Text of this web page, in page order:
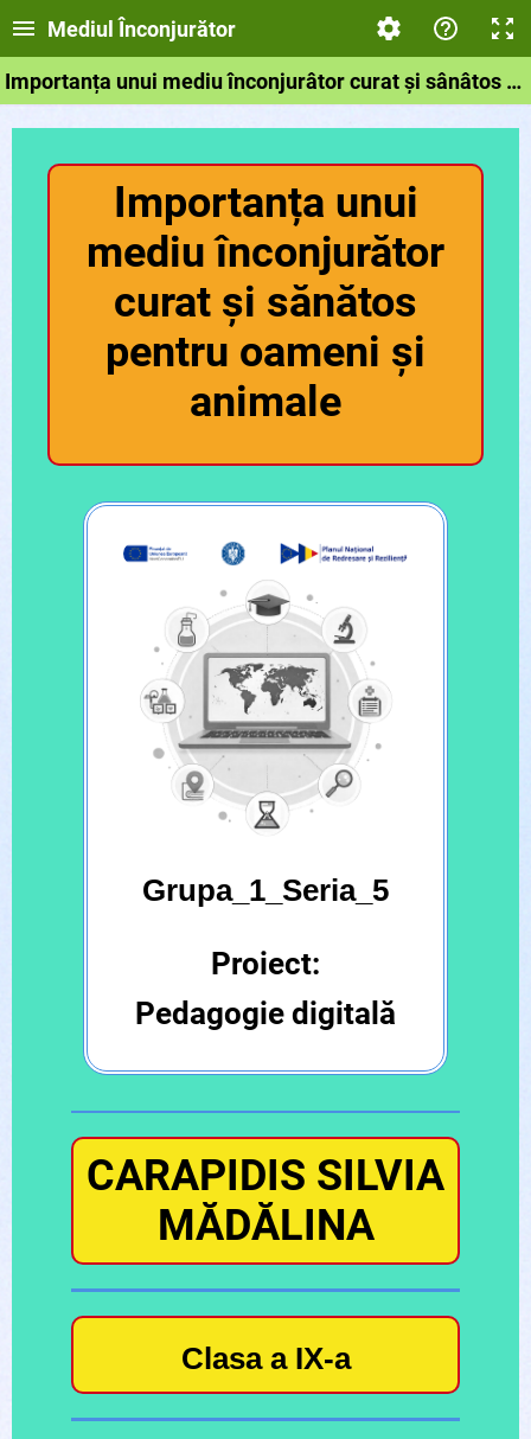
Mediul Înconjurător
Importanța unui mediu înconjurâtor curat și sânâtos pentru animaleș;i oameni
Importanța unui
mediu înconjurător
curat și sănătos
pentru oameni și
animale
Grupa_1_Seria_5
Proiect:
Pedagogie digitală
CARAPIDIS SILVIA
MĂDĂLINA
Clasa a IX-a